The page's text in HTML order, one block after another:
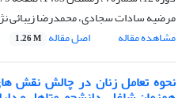
مرضیه سادات سجادی، محمدرضا زیبائی
مشاهده مقاله
اصل مقاله 1.26 M
نحوه تعامل زنان در چالش نقش